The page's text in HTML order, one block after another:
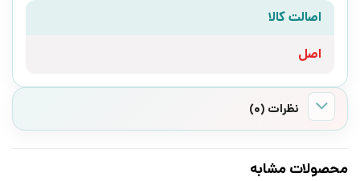
اصالت کالا
اصل
نظرات (0)
محصولات مشابه